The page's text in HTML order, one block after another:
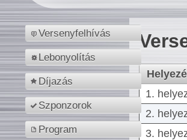
Versenyfelhívás
Lebonyolítás
Díjazás
Szponzorok
Program
1.
2.
3.